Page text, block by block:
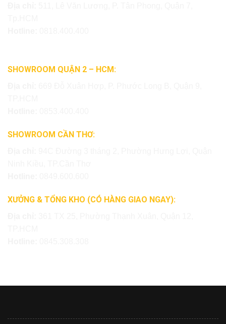
SHOWROOM QUẬN 2 – HCM:
SHOWROOM CẦN THƠ:
XƯỞNG & TỔNG KHO (CÓ HÀNG GIAO NGAY):